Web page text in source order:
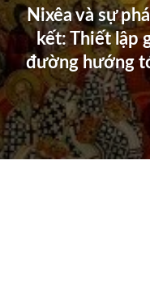
Nixêa và sự
kết: Thiết lập
đường hướng